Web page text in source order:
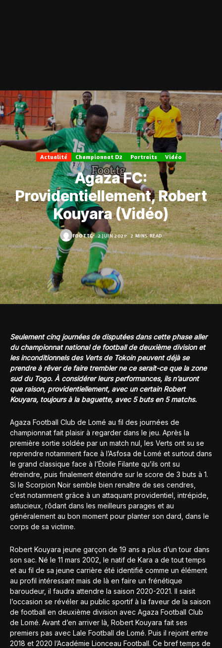
Actualité Championnat D2 Portraits Vidéo
Agaza FC:
Providentiellement, Robert
Kouyara (Vidéo)
FOOT.TG 2 JUIN 2021 2 MINS READ
Seulement cinq journées de disputées dans cette phase aller
du championnat national de football de deuxième division et
les inconditionnels des Verts de Tokoin peuvent déjà se
prendre à rêver de faire trembler ne ce serait-ce que la zone
sud du Togo. À considérer leurs performances, ils n’auront
que raison, providentiellement, avec un certain Robert
Kouyara, toujours à la baguette, avec 5 buts en 5 matchs.
Agaza Football Club de Lomé au fil des journées de
championnat fait plaisir à regarder dans le jeu. Après la
première sortie soldée par un match nul, les Verts ont su se
reprendre notamment face à l’Asfosa de Lomé et surtout dans
le grand classique face à l’Étoile Filante qu’ils ont su
étreindre, puis finalement éteindre sur le score de 3 buts à 1.
Si le Scorpion Noir semble bien renaître de ses cendres,
c’est notamment grâce à un attaquant providentiel, intrépide,
astucieux, rôdant dans les meilleurs parages et au
généralement au bon moment pour planter son dard, dans le
corps de sa victime.
Robert Kouyara jeune garçon de 19 ans a plus d’un tour dans
son sac. Né le 11 mars 2002, le natif de Kara a de tout temps
et au fil de sa jeune carrière été identifié comme un élément
au profil intéressant mais de là en faire un frénétique
baroudeur, il faudra attendre la saison 2020-2021. Il saisit
l’occasion se révéler au public sportif à la faveur de la saison
de football en deuxième division avec Agaza Football Club
de Lomé. Avant d’en arriver là, Robert Kouyara fait ses
premiers pas avec Lale Football de Lomé. Puis il rejoint entre
2018 et 2020 l’Académie Lionceau Football. Ce bref temps de